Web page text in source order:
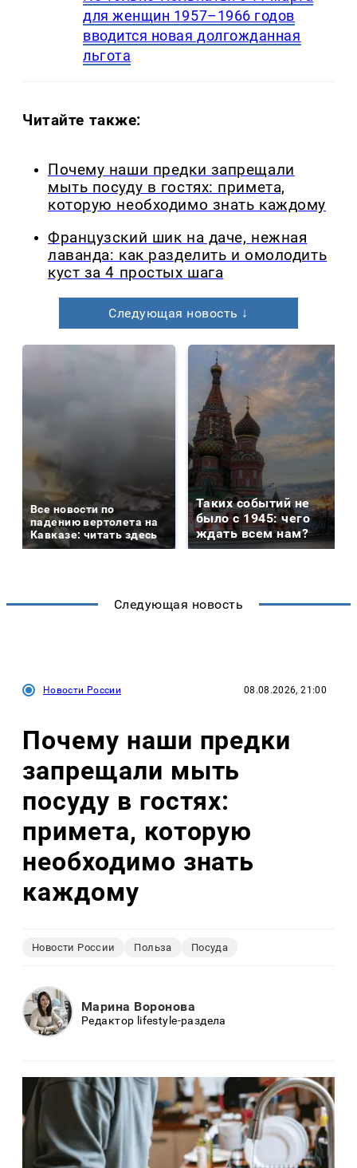
для женщин 1957–1966 годов
вводится новая долгожданная
льгота
Читайте также:
Почему наши предки запрещали
мыть посуду в гостях: примета,
которую необходимо знать каждому
Французский шик на даче, нежная
лаванда: как разделить и омолодить
куст за 4 простых шага
Следующая новость ↓
Все новости по
падению вертолета на
Кавказе: читать здесь
Таких событий не
было с 1945: чего
ждать всем нам?
Следующая новость
Новости России 08.08.2026, 21:00
Почему наши предки
запрещали мыть
посуду в гостях:
примета, которую
необходимо знать
каждому
Новости России Польза Посуда
Марина Воронова
Редактор lifestyle-раздела